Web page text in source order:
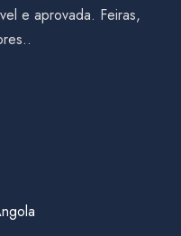
e aprovada. Feiras,